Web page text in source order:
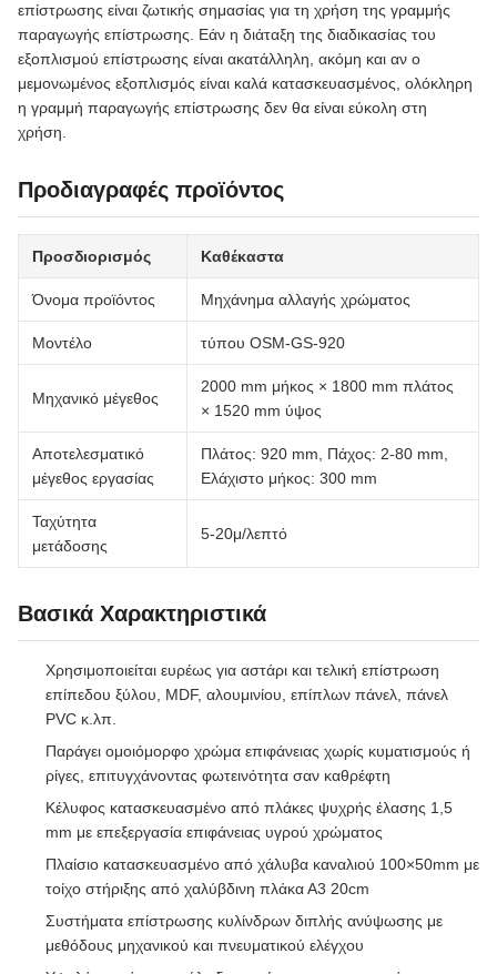
επίστρωσης είναι ζωτικής σημασίας για τη χρήση της γραμμής
παραγωγής επίστρωσης. Εάν η διάταξη της διαδικασίας του
εξοπλισμού επίστρωσης είναι ακατάλληλη, ακόμη και αν ο
μεμονωμένος εξοπλισμός είναι καλά κατασκευασμένος, ολόκληρη
η γραμμή παραγωγής επίστρωσης δεν θα είναι εύκολη στη
χρήση.
Προδιαγραφές προϊόντος
Προσδιορισμός Καθέκαστα
Όνομα προϊόντος Μηχάνημα αλλαγής χρώματος
Μοντέλο τύπου OSM-GS-920
Μηχανικό μέγεθος
2000 mm μήκος × 1800 mm πλάτος
× 1520 mm ύψος
Αποτελεσματικό
μέγεθος εργασίας
Πλάτος: 920 mm, Πάχος: 2-80 mm,
Ελάχιστο μήκος: 300 mm
Ταχύτητα
μετάδοσης
5-20μ/λεπτό
Βασικά Χαρακτηριστικά
Χρησιμοποιείται ευρέως για αστάρι και τελική επίστρωση
επίπεδου ξύλου, MDF, αλουμινίου, επίπλων πάνελ, πάνελ
PVC κ.λπ.
Παράγει ομοιόμορφο χρώμα επιφάνειας χωρίς κυματισμούς ή
ρίγες, επιτυγχάνοντας φωτεινότητα σαν καθρέφτη
Κέλυφος κατασκευασμένο από πλάκες ψυχρής έλασης 1,5
mm με επεξεργασία επιφάνειας υγρού χρώματος
Πλαίσιο κατασκευασμένο από χάλυβα καναλιού 100×50mm με
τοίχο στήριξης από χαλύβδινη πλάκα Α3 20cm
Συστήματα επίστρωσης κυλίνδρων διπλής ανύψωσης με
μεθόδους μηχανικού και πνευματικού ελέγχου